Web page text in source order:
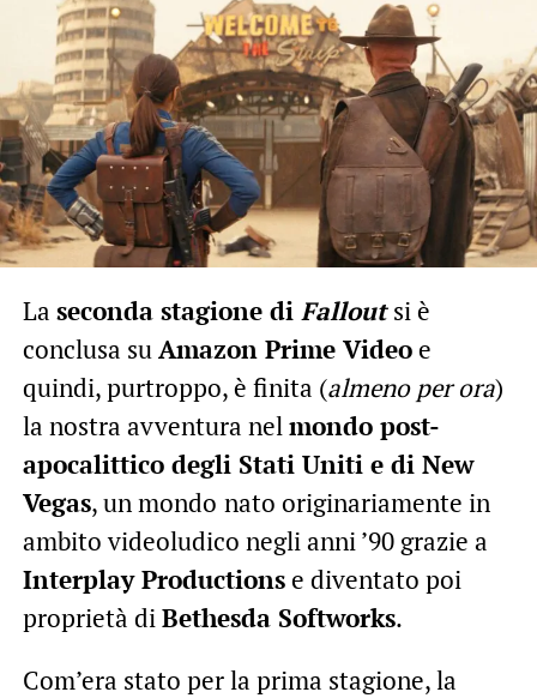
La seconda stagione di Falloutsi è
conclusa suAmazon Prime Videoe
quindi, purtroppo, è finita (almeno per ora)
la nostra avventura nelmondo post-
apocalittico degli Stati Uniti e di New
Vegas, un mondo nato originariamente in
ambito videoludico negli anni ’90 grazie a
Interplay Productionse diventato poi
proprietà diBethesda Softworks.
Com’era stato per la prima stagione, la